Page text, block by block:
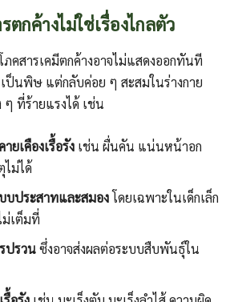
ตกค้างไม่ใช่เรื่องไกลตัว
ภคสารเคมีตกค้างอาจไม่แสดงออกทันที
ป็นพิษ แต่กลับค่อย ๆ สะสมในร่างกาย
ที่ร้ายแรงได้ เช่น
ยเคืองเรื้อรัง เช่น ผื่นคัน แน่นหน้าอก
ม่ได้
บประสาทและสมองโดยเฉพาะในเด็กเล็ก
เต็มที่
ปรวนซึ่งอาจส่งผลต่อระบบสืบพันธุ์ใน